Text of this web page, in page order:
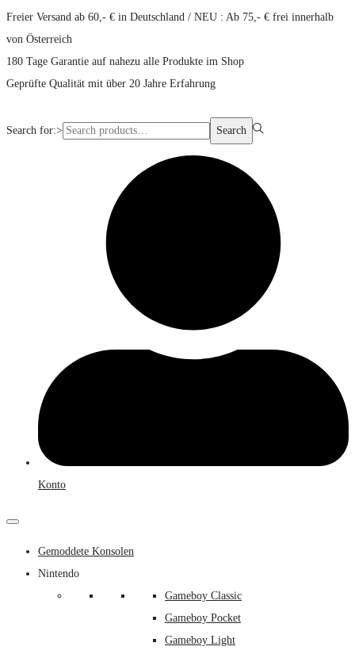
Freier Versand ab 60,- € in Deutschland / NEU : Ab 75,- € frei innerhalb
von Österreich
180 Tage Garantie auf nahezu alle Produkte im Shop
Geprüfte Qualität mit über 20 Jahre Erfahrung
Search for:> Search
Konto
Gemoddete Konsolen
Nintendo
Gameboy Classic
Gameboy Pocket
Gameboy Light